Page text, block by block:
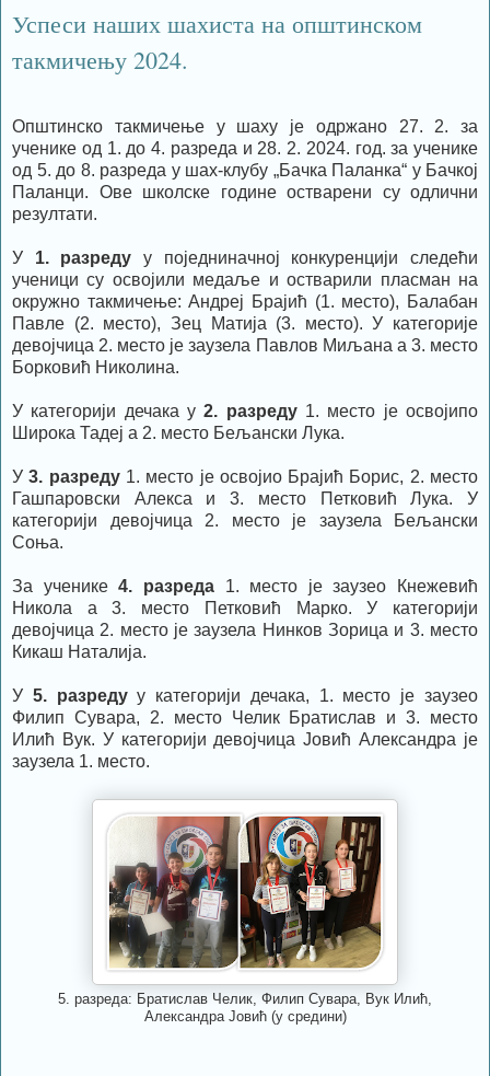
Успеси наших шахиста на општинском
такмичењу 2024.
Општинско такмичење у шаху је одржано 27. 2. за
ученике од 1. до 4. разреда и 28. 2. 2024. год. за ученике
од 5. до 8. разреда у шах-клубу „Бачка Паланка“ у Бачкој
Паланци. Ове школске године остварени су одлични
резултати.
У 1. разреду у поједниначној конкуренцији следећи
ученици су освојили медаље и остварили пласман на
окружно такмичење: Андреј Брајић (1. место), Балабан
Павле (2. место), Зец Матија (3. место). У категорије
девојчица 2. место је заузела Павлов Миљана а 3. место
Борковић Николина.
У категорији дечака у2. разреду1. место је освојипо
Широка Тадеј а 2. место Бељански Лука.
У3. разреду1. место је освојио Брајић Борис, 2. место
Гашпаровски Алекса и 3. место Петковић Лука. У
категорији девојчица 2. место је заузела Бељански
Соња.
За ученике4. разреда1. место је заузео Кнежевић
Никола а 3. место Петковић Марко. У категорији
девојчица 2. место је заузела Нинков Зорица и 3. место
Кикаш Наталија.
У 5. разредуу категорији дечака, 1. место је заузео
Филип Сувара, 2. место Челик Братислав и 3. место
Илић Вук. У категорији девојчица Јовић Александра је
заузела 1. место.
5. разреда: Братислав Челик, Филип Сувара, Вук Илић,
Александра Јовић (у средини)